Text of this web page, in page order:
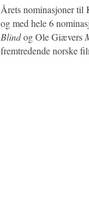
Årets nominasjoner til
og med hele 6
Blindog Ole Giævers
fremtredende norske